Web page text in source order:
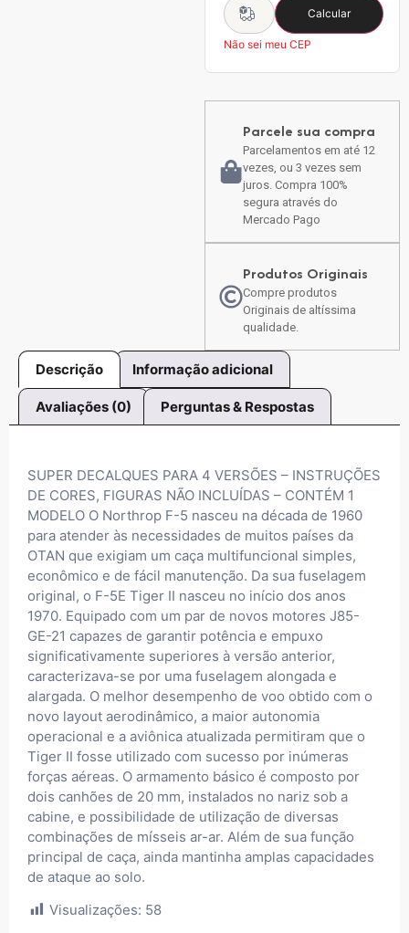
Calcular
Não sei meu CEP
Parcele sua compra
Parcelamentos em até 12
vezes, ou 3 vezes sem
juros. Compra 100%
segura através do
Mercado Pago
Produtos Originais
Compre produtos
Originais de altíssima
qualidade.
Descrição Informação adicional
Avaliações (0) Perguntas & Respostas
SUPER DECALQUES PARA 4 VERSÕES – INSTRUÇÕES
DE CORES, FIGURAS NÃO INCLUÍDAS – CONTÉM 1
MODELO O Northrop F-5 nasceu na década de 1960
para atender às necessidades de muitos países da
OTAN que exigiam um caça multifuncional simples,
econômico e de fácil manutenção. Da sua fuselagem
original, o F-5E Tiger II nasceu no início dos anos
1970. Equipado com um par de novos motores J85-
GE-21 capazes de garantir potência e empuxo
significativamente superiores à versão anterior,
caracterizava-se por uma fuselagem alongada e
alargada. O melhor desempenho de voo obtido com o
novo layout aerodinâmico, a maior autonomia
operacional e a aviônica atualizada permitiram que o
Tiger II fosse utilizado com sucesso por inúmeras
forças aéreas. O armamento básico é composto por
dois canhões de 20 mm, instalados no nariz sob a
cabine, e possibilidade de utilização de diversas
combinações de mísseis ar-ar. Além de sua função
principal de caça, ainda mantinha amplas capacidades
de ataque ao solo.
Visualizações: 58